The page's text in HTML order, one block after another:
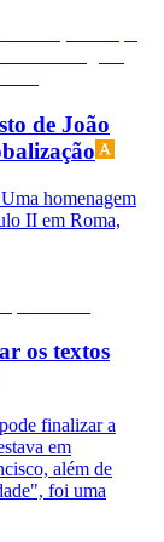
de João
homenagem
II em Roma,
os textos
finalizar a
em
além de
foi uma